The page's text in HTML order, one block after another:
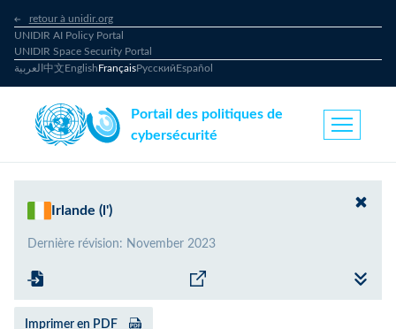
retour à unidir.org
UNIDIR AI Policy Portal
UNIDIR Space Security Portal
العربية 中文EnglishFrançaisРусскийEspañol
Portail des politiques de
cybersécurité
Irlande (l')
Dernière révision: November 2023
Imprimer en PDF